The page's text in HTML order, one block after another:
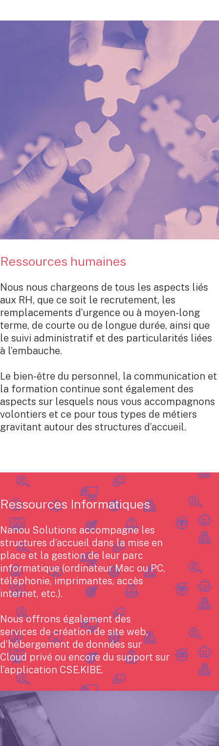
Ressources humaines
Nous nous chargeons de tous les aspects liés
aux RH, que ce soit le recrutement, les
remplacements d’urgence ou à moyen-long
terme, de courte ou de longue durée, ainsi que
le suivi administratif et des particularités liées
à l’embauche.
Le bien-être du personnel, la communication et
la formation continue sont également des
aspects sur lesquels nous vous accompagnons
volontiers et ce pour tous types de métiers
gravitant autour des structures d’accueil.
Ressources Informatiques
Nanou Solutions accompagne les
structures d’accueil dans la mise en
place et la gestion de leur parc
informatique (ordinateur Mac ou PC,
téléphonie, imprimantes, accès
internet, etc.).
Nous offrons également des
services de création de site web,
d’hébergement de données sur
Cloud privé ou encore du support sur
l’application CSE.KIBE.